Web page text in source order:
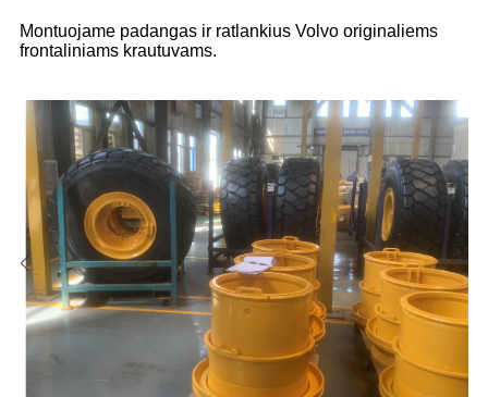
Montuojame padangas ir ratlankius Volvo originaliems
frontaliniams krautuvams.